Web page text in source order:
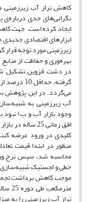
کاهش تراز آب
نگرانی‌های جدی درباره‌ی
ایجاد کرده است. جهت
ابزارهای اقتصادی
بهره‌وری و حفاظت از
در دشت قزوین تشکیل
گرفته،
می‌گردد. در این پژوهش
آب زیرزمینی به
وجود بازار آب و ب) نبود
افق زمانی 25
کلیدی در ورود عرضه
منظور در ابتدا قیمت
محاسبه شد، سپس نرخ
خطی و لجستیک شبیه‌سازی